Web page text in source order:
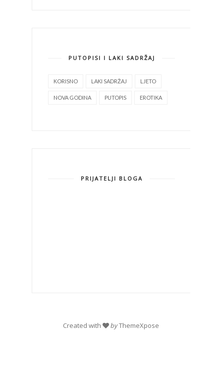
PUTOPISI I LAKI SADRŽAJ
KORISNO LAKI SADRŽAJ LJETO
NOVA GODINA PUTOPIS EROTIKA
PRIJATELJI BLOGA
Created with byThemeXpose